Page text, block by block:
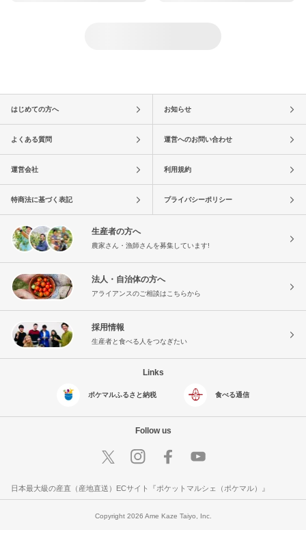
はじめての方へ お知らせ
よくある質問 運営へのお問い合わせ
運営会社 利用規約
特商法に基づく表記 プライバシーポリシー
生産者の方へ
農家さん・漁師さんを募集しています!
法人・自治体の方へ
アライアンスのご相談はこちらから
採用情報
生産者と食べる人をつなぎたい
Links
ポケマルふるさと納税 食べる通信
Follow us
日本最大級の産直（産地直送）ECサイト『ポケットマルシェ（ポケマル）』
Copyright 2026 Ame Kaze Taiyo, Inc.